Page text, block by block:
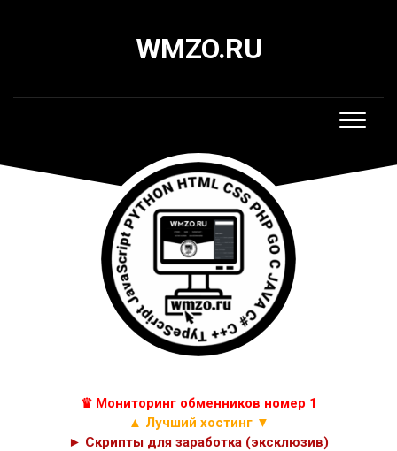
WMZO.RU
♛ Мониторинг обменников номер 1
▲ Лучший хостинг ▼
► Скрипты для заработка (эксклюзив)